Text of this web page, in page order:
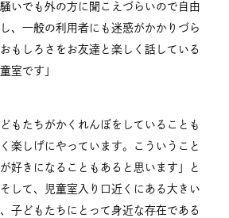
いでも外の方に聞こえづらいので自由
、一般の利用者にも迷惑がかかりづら
もしろさをお友達と楽しく話している
室です」
もたちがかくれんぼをしていることも
楽しげにやっています。こういうこと
好きになることもあると思います」と
して、児童室入り口近くにある大きい
子どもたちにとって身近な存在である